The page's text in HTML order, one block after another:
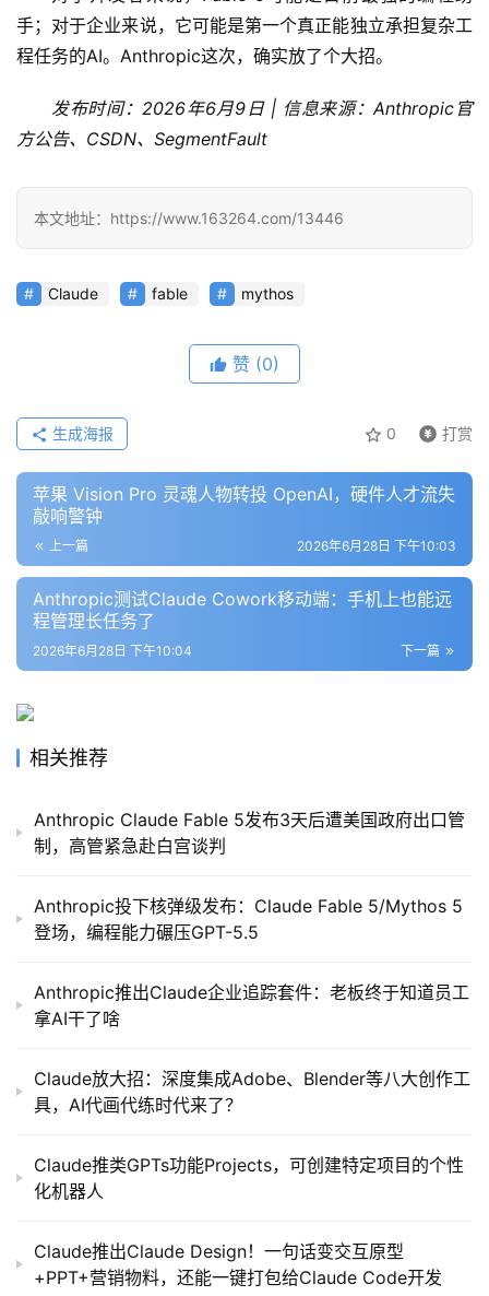
手；对于企业来说，它可能是第一个真正能独立承担复杂工
程任务的AI。Anthropic这次，确实放了个大招。
发布时间：2026年6月9日 | 信息来源：Anthropic官
方公告、CSDN、SegmentFault
本文地址：https://www.163264.com/13446
Claude fable mythos
赞 (0)
0 打赏
生成海报
苹果 Vision Pro 灵魂人物转投 OpenAI，硬件人才流失
敲响警钟
上一篇 2026年6月28日 下午10:03
Anthropic测试Claude Cowork移动端：手机上也能远
程管理长任务了
下一篇
2026年6月28日 下午10:04
相关推荐
Anthropic Claude Fable 5发布3天后遭美国政府出口管
制，高管紧急赴白宫谈判
Anthropic投下核弹级发布：Claude Fable 5/Mythos 5
登场，编程能力碾压GPT-5.5
Anthropic推出Claude企业追踪套件：老板终于知道员工
拿AI干了啥
Claude放大招：深度集成Adobe、Blender等八大创作工
具，AI代画代练时代来了？
Claude推类GPTs功能Projects，可创建特定项目的个性
化机器人
Claude推出Claude Design！一句话变交互原型
+PPT+营销物料，还能一键打包给Claude Code开发